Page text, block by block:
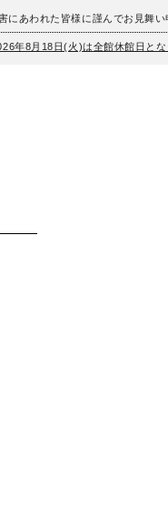
にあわれた皆様に謹んでお見舞
年8月18日(火)は全館休館日と